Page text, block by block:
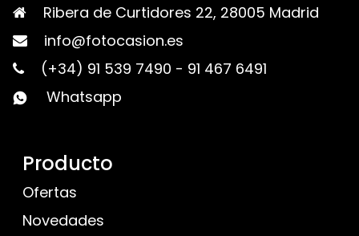
Ribera de Curtidores 22, 28005 Madrid
info@fotocasion.es
(+34) 91 539 7490 - 91 467 6491
Whatsapp
Producto
Ofertas
Novedades